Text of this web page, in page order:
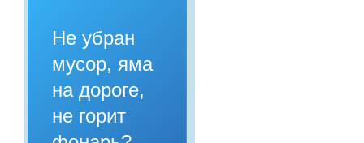
Не убран
мусор, яма
на дороге,
не горит